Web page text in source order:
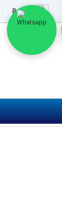
| Войти